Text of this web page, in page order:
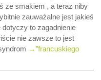
ze smakiem , a teraz niby
zauważalne jest jakieś
to zagadnienie
nie zawsze to jest
→”francuskiego